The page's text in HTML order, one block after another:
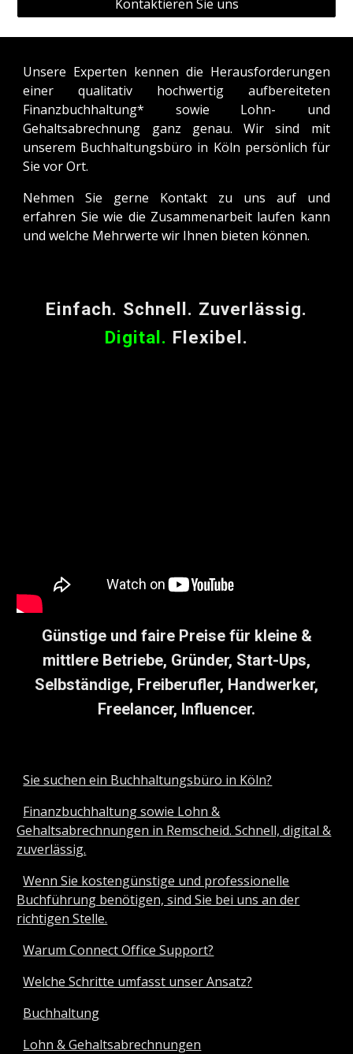
Kontaktieren Sie uns
Unsere Experten kennen die Herausforderungen
einer qualitativ hochwertig aufbereiteten
Finanzbuchhaltung* sowie Lohn- und
Gehaltsabrechnung ganz genau. Wir sind mit
unserem Buchhaltungsbüro in Köln persönlich für
Sie vor Ort.
Nehmen Sie gerne Kontakt zu uns auf und
erfahren Sie wie die Zusammenarbeit laufen kann
und welche Mehrwerte wir Ihnen bieten können.
Einfach. Schnell. Zuverlässig.
Digital. Flexibel.
Günstige und faire Preise für kleine &
mittlere Betriebe, Gründer, Start-Ups,
Selbständige, Freiberufler, Handwerker,
Freelancer, Influencer.
Sie suchen ein Buchhaltungsbüro in Köln?
Finanzbuchhaltung sowie Lohn &
Gehaltsabrechnungen in Remscheid. Schnell, digital &
zuverlässig.
Wenn Sie kostengünstige und professionelle
Buchführung benötigen, sind Sie bei uns an der
richtigen Stelle.
Warum Connect Office Support?
Welche Schritte umfasst unser Ansatz?
Buchhaltung
Lohn & Gehaltsabrechnungen